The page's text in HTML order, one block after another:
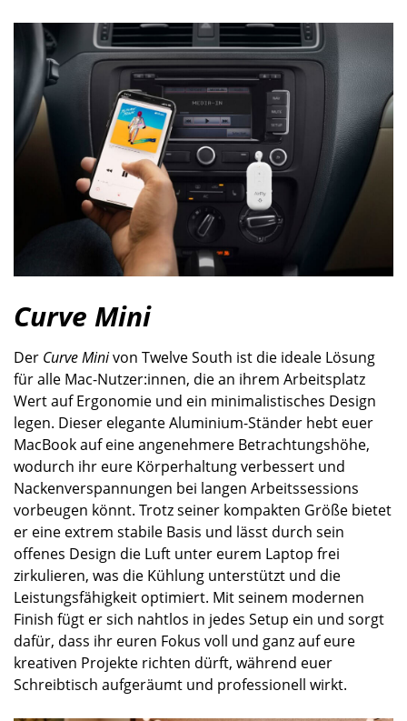
Curve Mini
Der Curve Minivon Twelve South ist die ideale Lösung
für alle Mac-Nutzer:innen, die an ihrem Arbeitsplatz
Wert auf Ergonomie und ein minimalistisches Design
legen. Dieser elegante Aluminium-Ständer hebt euer
MacBook auf eine angenehmere Betrachtungshöhe,
wodurch ihr eure Körperhaltung verbessert und
Nackenverspannungen bei langen Arbeitssessions
vorbeugen könnt. Trotz seiner kompakten Größe bietet
er eine extrem stabile Basis und lässt durch sein
offenes Design die Luft unter eurem Laptop frei
zirkulieren, was die Kühlung unterstützt und die
Leistungsfähigkeit optimiert. Mit seinem modernen
Finish fügt er sich nahtlos in jedes Setup ein und sorgt
dafür, dass ihr euren Fokus voll und ganz auf eure
kreativen Projekte richten dürft, während euer
Schreibtisch aufgeräumt und professionell wirkt.